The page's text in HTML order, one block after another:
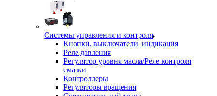
Системы управления и контроля
Кнопки, выключатели, индикация
Реле давления
Регулятор уровня масла/Реле контроля
смазки
Контроллеры
Регуляторы вращения